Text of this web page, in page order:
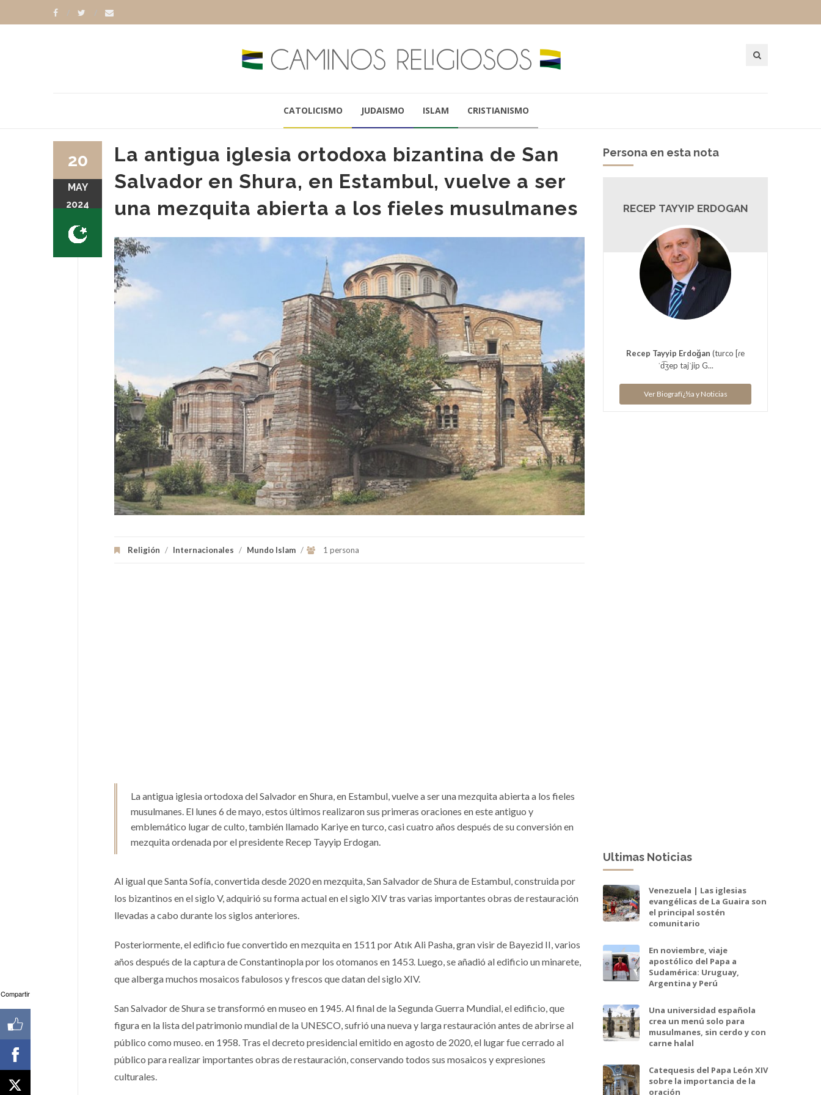
CATOLICISMO JUDAISMO ISLAM CRISTIANISMO
La antigua iglesia ortodoxa bizantina de San
Salvador en Shura, en Estambul, vuelve a ser
una mezquita abierta a los fieles musulmanes
Religión / Internacionales / Mundo Islam / 1 persona
20
MAY
2024
La antigua iglesia ortodoxa del Salvador en Shura, en Estambul, vuelve a ser una mezquita abierta a los fieles
musulmanes. El lunes 6 de mayo, estos últimos realizaron sus primeras oraciones en este antiguo y
emblemático lugar de culto, también llamado Kariye en turco, casi cuatro años después de su conversión en
mezquita ordenada por el presidente Recep Tayyip Erdogan.
Al igual que Santa Sofía, convertida desde 2020 en mezquita, San Salvador de Shura de Estambul, construida por
los bizantinos en el siglo V, adquirió su forma actual en el siglo XIV tras varias importantes obras de restauración
llevadas a cabo durante los siglos anteriores.
Posteriormente, el edificio fue convertido en mezquita en 1511 por Atık Ali Pasha, gran visir de Bayezid II, varios
años después de la captura de Constantinopla por los otomanos en 1453. Luego, se añadió al edificio un minarete,
que alberga muchos mosaicos fabulosos y frescos que datan del siglo XIV.
San Salvador de Shura se transformó en museo en 1945. Al final de la Segunda Guerra Mundial, el edificio, que
figura en la lista del patrimonio mundial de la UNESCO, sufrió una nueva y larga restauración antes de abrirse al
público como museo. en 1958. Tras el decreto presidencial emitido en agosto de 2020, el lugar fue cerrado al
público para realizar importantes obras de restauración, conservando todos sus mosaicos y expresiones
culturales.
Persona en esta nota
RECEP TAYYIP ERDOGAN
Recep Tayyip Erdoğan (turco [ɾe
ˈd͡ʒep tajˈjip G...
Ver Biografï¿½a y Noticias
Ultimas Noticias
Venezuela | Las iglesias
evangélicas de La Guaira son
el principal sostén
comunitario
En noviembre, viaje
apostólico del Papa a
Sudamérica: Uruguay,
Argentina y Perú
Una universidad española
crea un menú solo para
musulmanes, sin cerdo y con
carne halal
Catequesis del Papa León XIV
sobre la importancia de la
oración
Compartir